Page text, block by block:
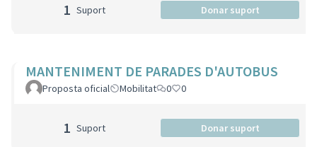
1 Suport Donar suport
MANTENIMENT DE PARADES D'AUTOBUS
Proposta oficial Mobilitat 0 0
1 Suport Donar suport